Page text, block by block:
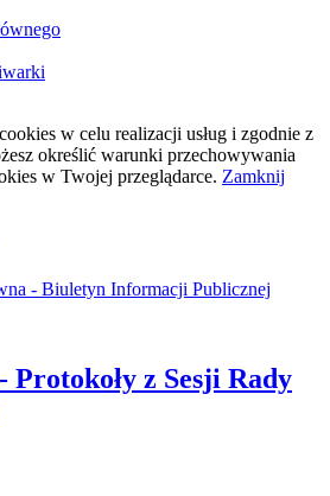
cookies w celu realizacji usług i zgodnie z
określić warunki przechowywania
w Twojej przeglądarce. Zamknij
- Biuletyn Informacji Publicznej
Protokoły z Sesji Rady